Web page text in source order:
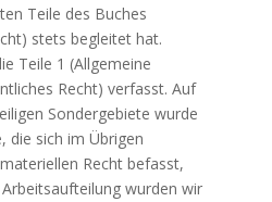
Teile des Buches
stets begleitet hat.
Teile 1 (Allgemeine
Recht) verfasst. Auf
Sondergebiete wurde
die sich im Übrigen
Recht befasst,
wurden wir